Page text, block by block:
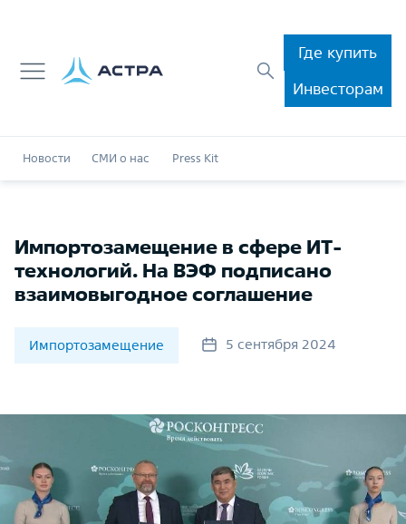
Где купить
Инвесторам
Новости СМИ о нас Press Kit
Импортозамещение в сфере ИТ-
технологий. На ВЭФ подписано
взаимовыгодное соглашение
Импортозамещение 5 сентября 2024